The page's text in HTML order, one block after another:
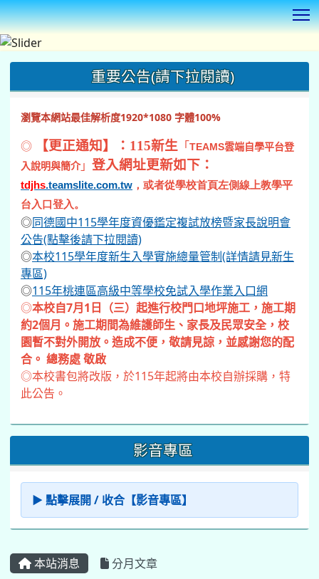
重要公告(請下拉閱讀)
瀏覽本網站最佳解析度1920*1080 字體100%
◎ 【更正通知】：115新生 「 TEAMS雲端自學平台登
入說明與簡介」 登入網址更新如下：
tdjhs.teamslite.com.tw ，或者從學校首頁左側線上教學平
台入口登入。
◎同德國中115學年度資優鑑定複試放榜暨家長說明會
公告(點擊後請下拉閱讀)
◎本校115學年度新生入學實施總量管制(詳情請見新生
專區)
◎115年桃連區高級中等學校免試入學作業入口網
◎本校自7月1日（三）起進行校門口地坪施工，施工期
約2個月。施工期間為維護師生、家長及民眾安全，校
園暫不對外開放。造成不便，敬請見諒，並感謝您的配
合。 總務處 敬啟
◎本校書包將改版，於115年起將由本校自辦採購，特
此公告。
影音專區
▶ 點擊展開 / 收合【影音專區】
本站消息 分月文章